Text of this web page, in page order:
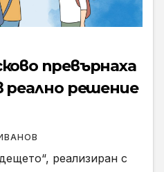
превърнаха
реално решение
реализиран с